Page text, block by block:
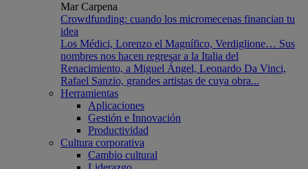
Mar Carpena
Crowdfunding: cuando los micromecenas financian tu
idea
Los Médici, Lorenzo el Magnífico, Verdiglione… Sus
nombres nos hacen regresar a la Italia del
Renacimiento, a Miguel Ángel, Leonardo Da Vinci,
Rafael Sanzio, grandes artistas de cuya obra...
Herramientas
Aplicaciones
Gestión e Innovación
Productividad
Cultura corporativa
Cambio cultural